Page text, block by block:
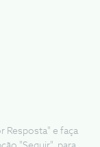
Resposta" e faça